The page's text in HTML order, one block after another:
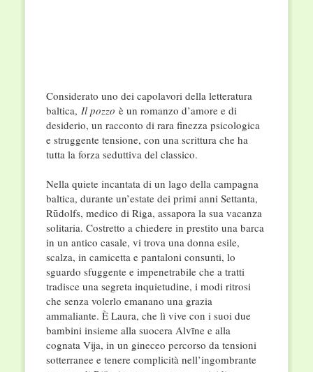
Considerato uno dei capolavori della letteratura
baltica, Il pozzo è un romanzo d’amore e di
desiderio, un racconto di rara finezza psicologica
e struggente tensione, con una scrittura che ha
tutta la forza seduttiva del classico.
Nella quiete incantata di un lago della campagna
baltica, durante un’estate dei primi anni Settanta,
Rūdolfs, medico di Riga, assapora la sua vacanza
solitaria. Costretto a chiedere in prestito una barca
in un antico casale, vi trova una donna esile,
scalza, in camicetta e pantaloni consunti, lo
sguardo sfuggente e impenetrabile che a tratti
tradisce una segreta inquietudine, i modi ritrosi
che senza volerlo emanano una grazia
ammaliante. È Laura, che lì vive con i suoi due
bambini insieme alla suocera Alvīne e alla
cognata Vija, in un gineceo percorso da tensioni
sotterranee e tenere complicità nell’ingombrante